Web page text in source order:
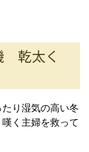
乾太く
り湿気の高い冬
く主婦を救って